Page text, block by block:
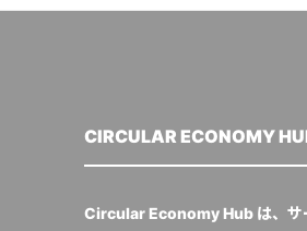
CIRCULAR ECONOMY
Circular Economy Hub は、サ